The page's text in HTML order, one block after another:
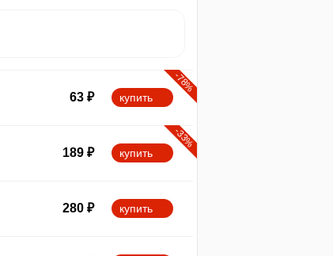
-78%
63 ₽ купить
-33%
189 ₽ купить
280 ₽ купить